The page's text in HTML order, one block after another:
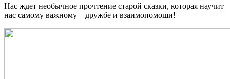
Нас ждет необычное прочтение старой сказки, которая научит
нас самому важному – дружбе и взаимопомощи!